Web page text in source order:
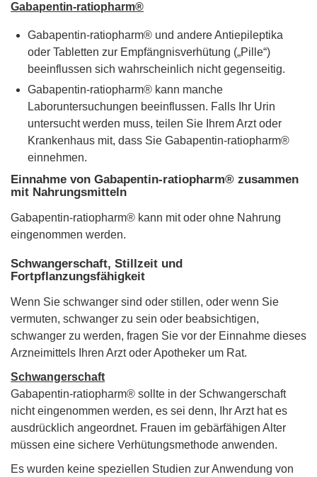
Gabapentin-ratiopharm®
Gabapentin-ratiopharm® und andere Antiepileptika
oder Tabletten zur Empfängnisverhütung („Pille“)
beeinflussen sich wahrscheinlich nicht gegenseitig.
Gabapentin-ratiopharm® kann manche
Laboruntersuchungen beeinflussen. Falls Ihr Urin
untersucht werden muss, teilen Sie Ihrem Arzt oder
Krankenhaus mit, dass Sie Gabapentin-ratiopharm®
einnehmen.
Einnahme von Gabapentin-ratiopharm® zusammen
mit Nahrungsmitteln
Gabapentin-ratiopharm® kann mit oder ohne Nahrung
eingenommen werden.
Schwangerschaft, Stillzeit und
Fortpflanzungsfähigkeit
Wenn Sie schwanger sind oder stillen, oder wenn Sie
vermuten, schwanger zu sein oder beabsichtigen,
schwanger zu werden, fragen Sie vor der Einnahme dieses
Arzneimittels Ihren Arzt oder Apotheker um Rat.
Schwangerschaft
Gabapentin-ratiopharm® sollte in der Schwangerschaft
nicht eingenommen werden, es sei denn, Ihr Arzt hat es
ausdrücklich angeordnet. Frauen im gebärfähigen Alter
müssen eine sichere Verhütungsmethode anwenden.
Es wurden keine speziellen Studien zur Anwendung von